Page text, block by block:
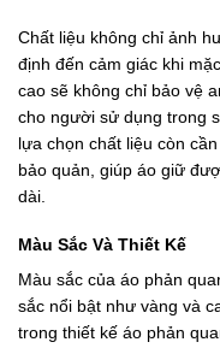
Chất liệu không chỉ ảnh
định đến cảm giác khi
cao sẽ không chỉ bảo vệ
cho người sử dụng trong
lựa chọn chất liệu còn
bảo quản, giúp áo giữ
dài.
Màu Sắc Và Thiết Kế
Màu sắc của áo phản
sắc nổi bật như vàng và
trong thiết kế áo phản